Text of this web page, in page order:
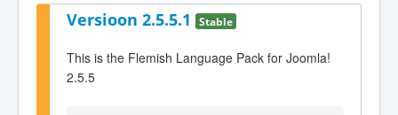
Versioon 2.5.5.1 Stable
This is the Flemish Language Pack for Joomla!
2.5.5